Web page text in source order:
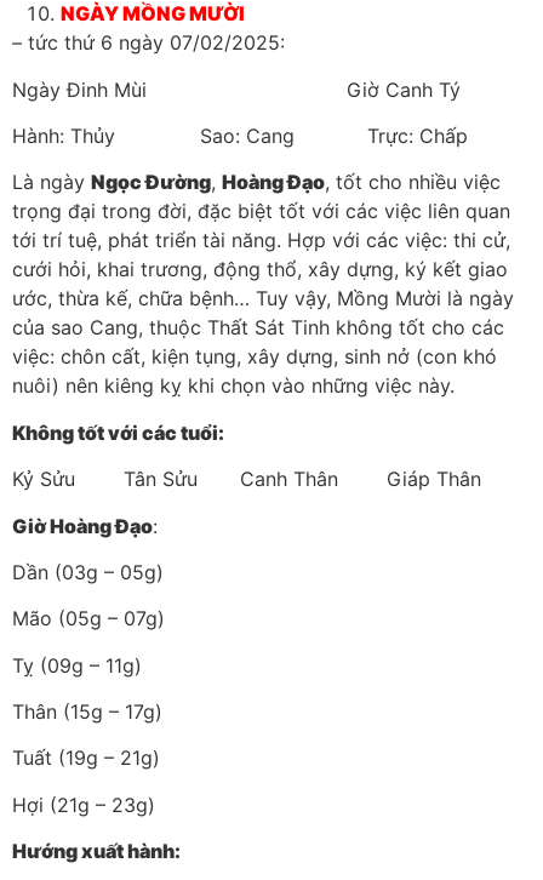
NGÀY MỒNG MƯỜI
– tức thứ 6 ngày 07/02/2025:
Ngày Đinh Mùi Giờ Canh Tý
Hành: Thủy Sao: Cang Trực: Chấp
Là ngày Ngọc Đường, Hoàng Đạo, tốt cho nhiều việc
trọng đại trong đời, đặc biệt tốt với các việc liên quan
tới trí tuệ, phát triển tài năng. Hợp với các việc: thi cử,
cưới hỏi, khai trương, động thổ, xây dựng, ký kết giao
ước, thừa kế, chữa bệnh… Tuy vậy, Mồng Mười là ngày
của sao Cang, thuộc Thất Sát Tinh không tốt cho các
việc: chôn cất, kiện tụng, xây dựng, sinh nở (con khó
nuôi) nên kiêng kỵ khi chọn vào những việc này.
Không tốt với các tuổi:
Kỷ Sửu Tân Sửu Canh Thân Giáp Thân
Giờ Hoàng Đạo:
Dần (03g – 05g)
Mão (05g – 07g)
Tỵ (09g – 11g)
Thân (15g – 17g)
Tuất (19g – 21g)
Hợi (21g – 23g)
Hướng xuất hành: